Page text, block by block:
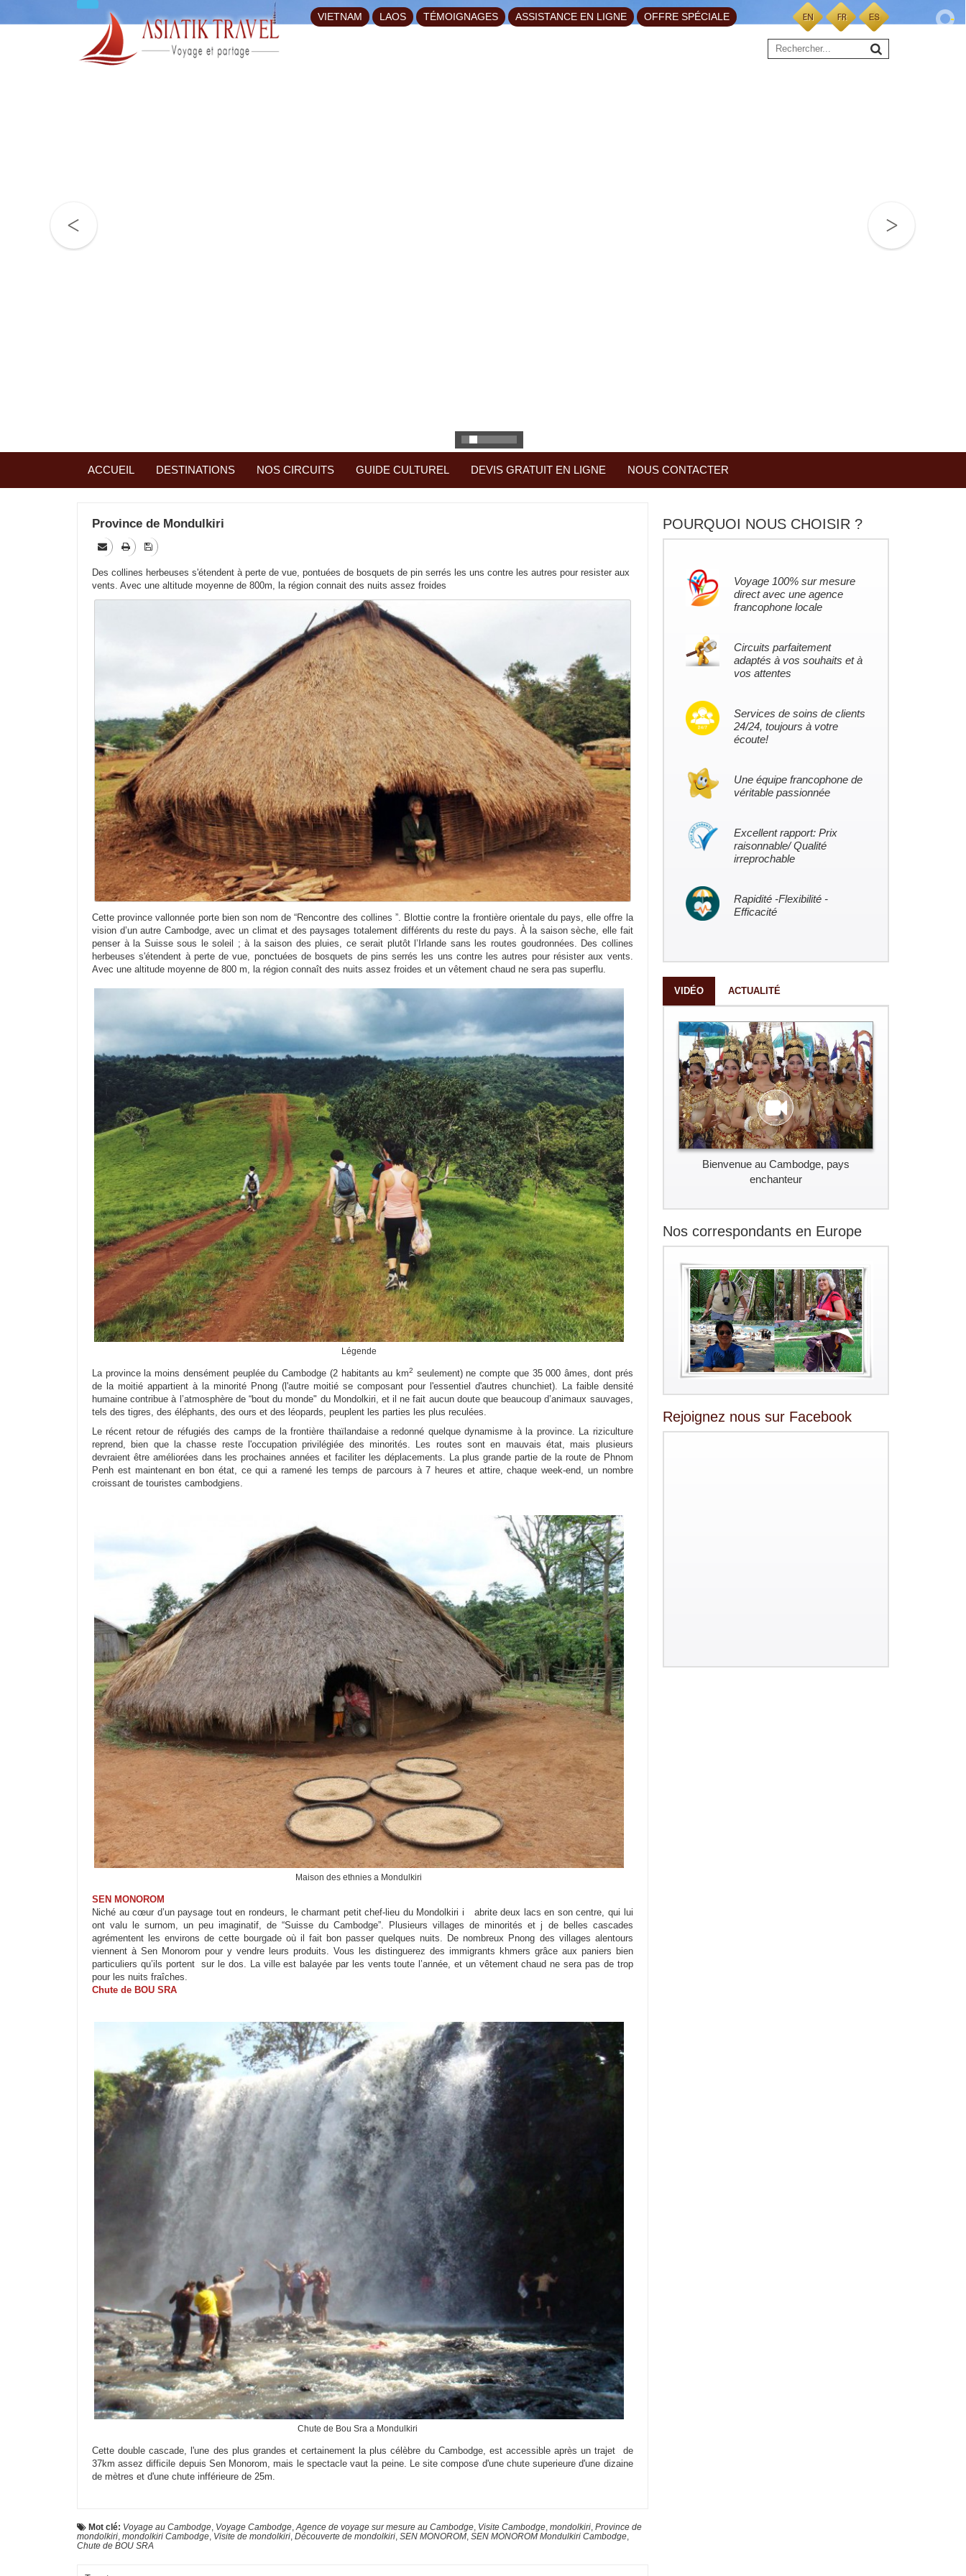
VIETNAM LAOS TÉMOIGNAGES ASSISTANCE EN LIGNE OFFRE SPÉCIALE
ACCUEIL DESTINATIONS NOS CIRCUITS GUIDE CULTUREL DEVIS GRATUIT EN LIGNE NOUS CONTACTER
Province de Mondulkiri
Des collines herbeuses s'étendent à perte de vue, pontuées de bosquets de pin serrés les uns contre les autres pour resister aux
vents. Avec une altitude moyenne de 800m, la région connait des nuits assez froides
Cette province vallonnée porte bien son nom de “Rencontre des collines ”. Blottie contre la frontière orientale du pays, elle offre la
vision d’un autre Cambodge, avec un climat et des paysages totalement différents du reste du pays. À la saison sèche, elle fait
penser à la Suisse sous le soleil ; à la saison des pluies, ce serait plutôt l’Irlande sans les routes goudronnées. Des collines
herbeuses s'étendent à perte de vue, ponctuées de bosquets de pins serrés les uns contre les autres pour résister aux vents.
Avec une altitude moyenne de 800 m, la région connaît des nuits assez froides et un vêtement chaud ne sera pas superflu.
Légende
La province la moins densément peuplée du Cambodge (2 habitants au km2 seule­ment) ne compte que 35 000 âmes, dont prés
de la moitié appartient à la minorité Pnong (l'autre moitié se composant pour l'essentiel d'autres chunchiet). La faible densité
humaine contribue à l’atmosphère de “bout du monde" du Mondolkiri, et il ne fait aucun doute que beaucoup d’animaux sauvages,
tels des tigres, des éléphants, des ours et des léopards, peuplent les parties les plus reculées.
Le récent retour de réfugiés des camps de la frontière thaïlandaise a redonné quelque dynamisme à la province. La riziculture
reprend, bien que la chasse reste l'occupation privilégiée des minorités. Les routes sont en mauvais état, mais plusieurs
devraient être améliorées dans les prochaines années et faciliter les déplacements. La plus grande partie de la route de Phnom
Penh est maintenant en bon état, ce qui a ramené les temps de parcours à 7 heures et attire, chaque week-end, un nombre
croissant de touristes cambodgiens.
Maison des ethnies a Mondulkiri
SEN MONOROM
Niché au cœur d’un paysage tout en rondeurs, le charmant petit chef-lieu du Mondolkiri i abrite deux lacs en son centre, qui lui
ont valu le surnom, un peu imaginatif, de “Suisse du Cambodge”. Plusieurs villages de minorités et j de belles cascades
agrémentent les environs de cette bourgade où il fait bon passer quelques nuits. De nombreux Pnong des villages alentours
viennent à Sen Monorom pour y vendre leurs produits. Vous les distinguerez des immigrants khmers grâce aux paniers bien
particuliers qu’ils portent sur le dos. La ville est balayée par les vents toute l’année, et un vêtement chaud ne sera pas de trop
pour les nuits fraîches.
Chute de BOU SRA
Chute de Bou Sra a Mondulkiri
Cette double cascade, l'une des plus grandes et certainement la plus célèbre du Cambodge, est accessible après un trajet de
37km assez difficile depuis Sen Monorom, mais le spectacle vaut la peine. Le site compose d'une chute superieure d'une dizaine
de mètres et d'une chute infférieure de 25m.
Mot clé: Voyage au Cambodge Voyage Cambodge Agence de voyage sur mesure au Cambodge Visite Cambodge mondolkiri Province de
mondolkiri mondolkiri Cambodge Visite de mondolkiri Découverte de mondolkiri SEN MONOROM SEN MONOROM Mondulkiri Cambodge
Chute de BOU SRA
POURQUOI NOUS CHOISIR ?
Voyage 100% sur mesure
direct avec une agence
francophone locale
Circuits parfaitement
adaptés à vos souhaits et à
vos attentes
Services de soins de clients
24/24, toujours à votre
écoute!
Une équipe francophone de
véritable passionnée
Excellent rapport: Prix
raisonnable/ Qualité
irreprochable
Rapidité -Flexibilité -
Efficacité
VIDÉO ACTUALITÉ
Bienvenue au Cambodge, pays
enchanteur
Nos correspondants en Europe
Rejoignez nous sur Facebook